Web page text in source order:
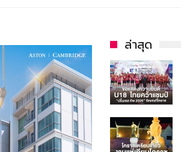
ล่าสุด